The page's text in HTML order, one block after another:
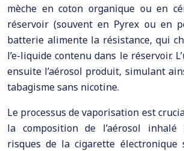
mèche en coton organique ou en
réservoir (souvent en Pyrex ou en
batterie alimente la résistance, qui
l’e-liquide contenu dans le réservoir.
ensuite l’aérosol produit, simulant
tabagisme sans nicotine.
Le processus de vaporisation est
la composition de l’aérosol
risques de la cigarette électronique